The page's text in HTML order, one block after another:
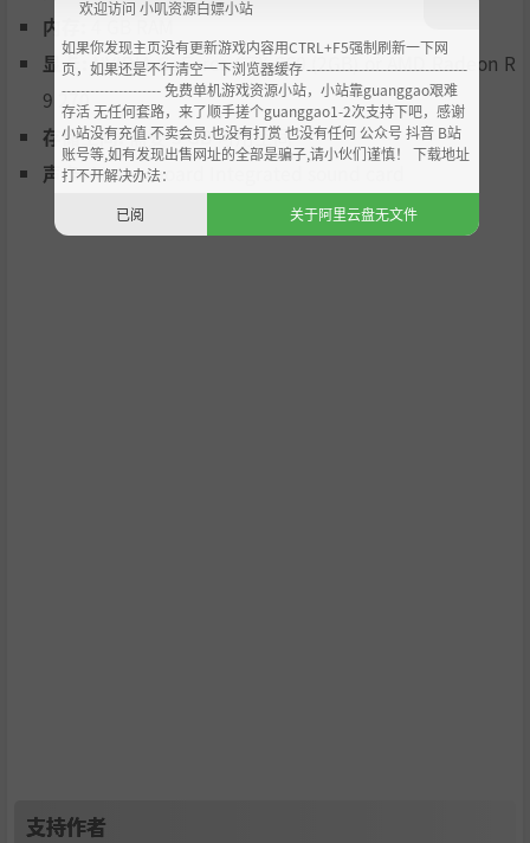
这是一个垂直世界，您必须攀登悬崖或寺庙才能达到目标并
解决难题。 奔跑、跳跃、游泳、蹲下以越过障碍。 装备你的
弓箭抓钩以进入难以进入的区域。 使用火把探索非常黑暗的
地方或骑马在巨大的环境中航行！
内存:
显卡:NVIDIA GeForce GTX 660 (2GB) or AMD Radeon R
9 270
存储空间:需要 5 GB 可用空间
声卡:Motherboard Integrated sound card
支持作者
欢迎访问 小叽资源白嫖小站
如果你发现主页没有更新游戏内容用CTRL+F5强制刷新一下网
页，如果还是不行清空一下浏览器缓存 ----------------------------------
--------------------- 免费单机游戏资源小站，小站靠guanggao艰难
存活 无任何套路，来了顺手搓个guanggao1-2次支持下吧，感谢
小站没有充值.不卖会员.也没有打赏 也没有任何 公众号 抖音 B站
账号等,如有发现出售网址的全部是骗子,请小伙们谨慎！ 下载地址
打不开解决办法：
已阅
关于阿里云盘无文件